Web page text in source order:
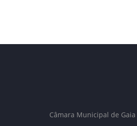
Câmara Municipal de Gaia